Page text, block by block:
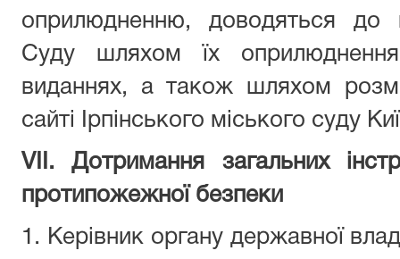
оприлюдненню, доводяться
Суду шляхом їх
виданнях, а також шляхом
сайті
Ірпінського міського суду
VІІ. Дотримання загальних
протипожежної безпеки
1. Керівник органу державної